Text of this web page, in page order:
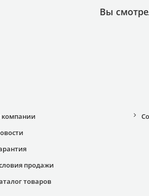
Вы
продажи
товаров